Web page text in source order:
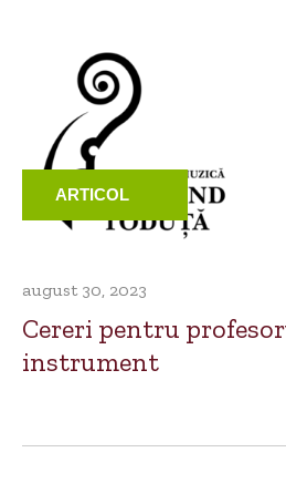
ARTICOL
august 30, 2023
Cereri pentru
instrument